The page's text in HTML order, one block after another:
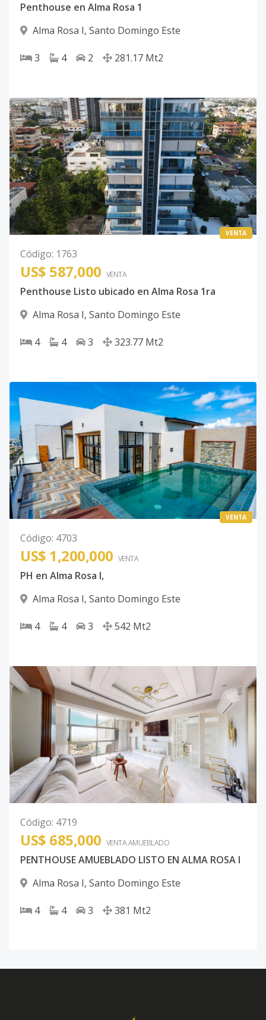
Penthouse en Alma Rosa 1
Alma Rosa I, Santo Domingo Este
3 4 2 281.17 Mt2
VENTA
Código: 1763
US$ 587,000 VENTA
Penthouse Listo ubicado en Alma Rosa 1ra
Alma Rosa I, Santo Domingo Este
4 4 3 323.77 Mt2
VENTA
Código: 4703
US$ 1,200,000 VENTA
PH en Alma Rosa I,
Alma Rosa I, Santo Domingo Este
4 4 3 542 Mt2
Código: 4719
US$ 685,000 VENTA AMUEBLADO
PENTHOUSE AMUEBLADO LISTO EN ALMA ROSA I
Alma Rosa I, Santo Domingo Este
4 4 3 381 Mt2